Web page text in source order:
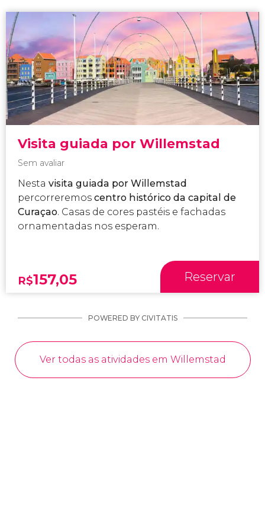
Visita guiada por Willemstad
Sem avaliar
Nesta visita guiada por Willemstad
percorreremos centro histórico da capital de
Curaçao. Casas de cores pastéis e fachadas
ornamentadas nos esperam.
R$157,05 Reservar
POWERED BY CIVITATIS
Ver todas as atividades em Willemstad